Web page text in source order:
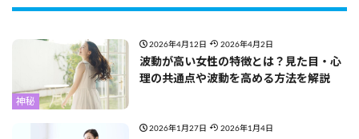
神秘
2026年4月12日 2026年4月2日
波動が高い女性の特徴とは？見た目・心
理の共通点や波動を高める方法を解説
2026年1月27日 2026年1月4日